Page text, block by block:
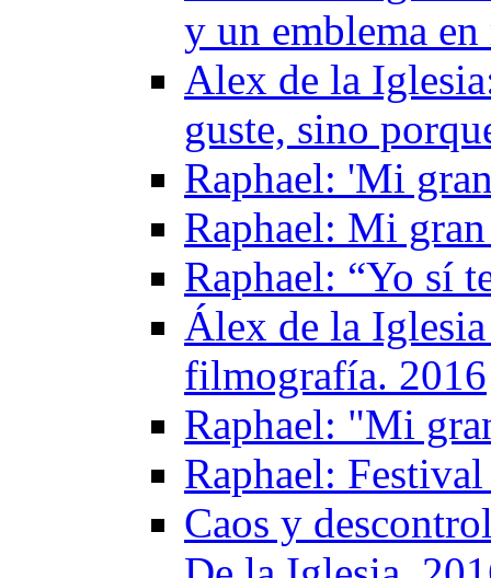
y un emblema
Alex de la
guste, sino
Raphael: 'Mi
Raphael: Mi
Raphael: “Yo sí
Álex de la
filmografía. 2016
Raphael: "Mi
Raphael:
Caos y